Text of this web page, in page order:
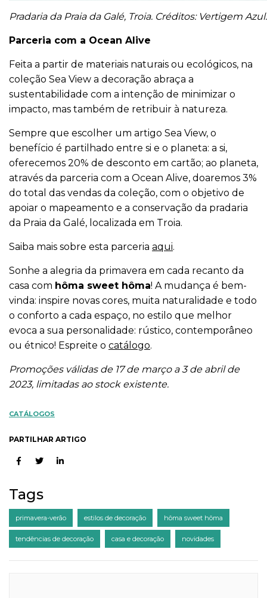
Pradaria da Praia da Galé, Troia. Créditos: Vertigem Azul.
Parceria com a Ocean Alive
Feita a partir de materiais naturais ou ecológicos, na
coleção Sea View a decoração abraça a
sustentabilidade com a intenção de minimizar o
impacto, mas também de retribuir à natureza.
Sempre que escolher um artigo Sea View, o
benefício é partilhado entre si e o planeta: a si,
oferecemos 20% de desconto em cartão; ao planeta,
através da parceria com a Ocean Alive, doaremos 3%
do total das vendas da coleção, com o objetivo de
apoiar o mapeamento e a conservação da pradaria
da Praia da Galé, localizada em Troia.
Saiba mais sobre esta parceria aqui.
Sonhe a alegria da primavera em cada recanto da
casa com hôma sweet hôma! A mudança é bem-
vinda: inspire novas cores, muita naturalidade e todo
o conforto a cada espaço, no estilo que melhor
evoca a sua personalidade: rústico, contemporâneo
ou étnico! Espreite o catálogo.
Promoções válidas de 17 de março a 3 de abril de
2023, limitadas ao stock existente.
CATÁLOGOS
PARTILHAR ARTIGO
Tags
primavera-verão estilos de decoração hôma sweet hôma
tendências de decoração casa e decoração novidades